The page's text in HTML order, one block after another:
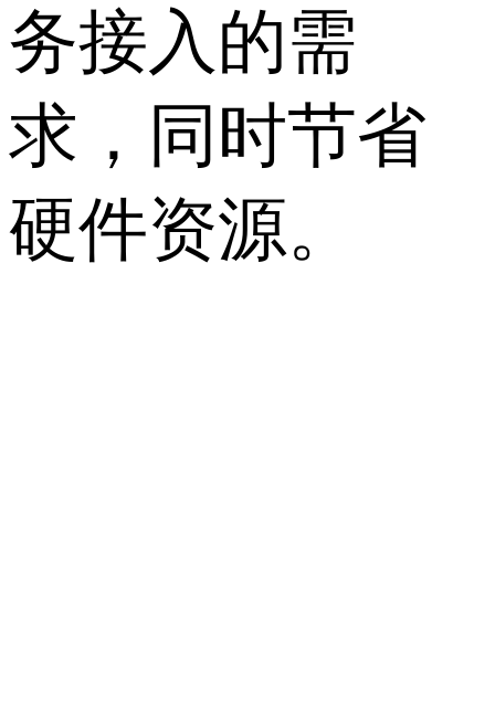
务接入的需
求，同时节省
硬件资源。